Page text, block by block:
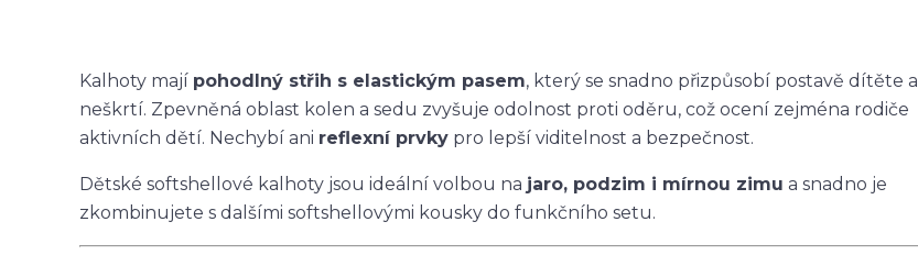
Kalhoty mají pohodlný střih s elastickým pasem, který se snadno přizpůsobí postavě dítěte a
neškrtí. Zpevněná oblast kolen a sedu zvyšuje odolnost proti oděru, což ocení zejména rodiče
aktivních dětí. Nechybí ani reflexní prvky pro lepší viditelnost a bezpečnost.
Dětské softshellové kalhoty jsou ideální volbou na jaro, podzim i mírnou zimu a snadno je
zkombinujete s dalšími softshellovými kousky do funkčního setu.